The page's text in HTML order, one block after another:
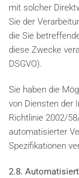
mit solcher
Sie der
die Sie
diese Zwecke
DSGVO).
Sie haben die
von Diensten der
Richtlinie 2002/
automatisierter
Spezifikationen
2.8.